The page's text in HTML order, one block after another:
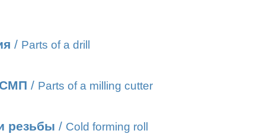
/ Parts of a drill
/ Parts of a milling cutter
резьбы / Cold forming roll